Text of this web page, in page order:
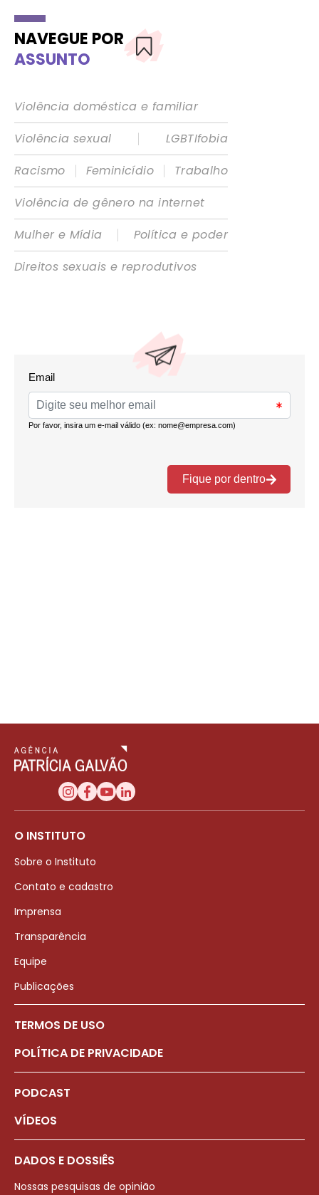
NAVEGUE POR
ASSUNTO
Violência doméstica e familiar
Violência sexual
|
LGBTIfobia
Racismo
| Feminicídio |
Trabalho
Violência de gênero na internet
Mulher e Mídia
|
Política e poder
Direitos sexuais e reprodutivos
O INSTITUTO
Sobre o Instituto
Contato e cadastro
Imprensa
Transparência
Equipe
Publicações
TERMOS DE USO
POLÍTICA DE PRIVACIDADE
PODCAST
VÍDEOS
DADOS E DOSSIÊS
Nossas pesquisas de opinião